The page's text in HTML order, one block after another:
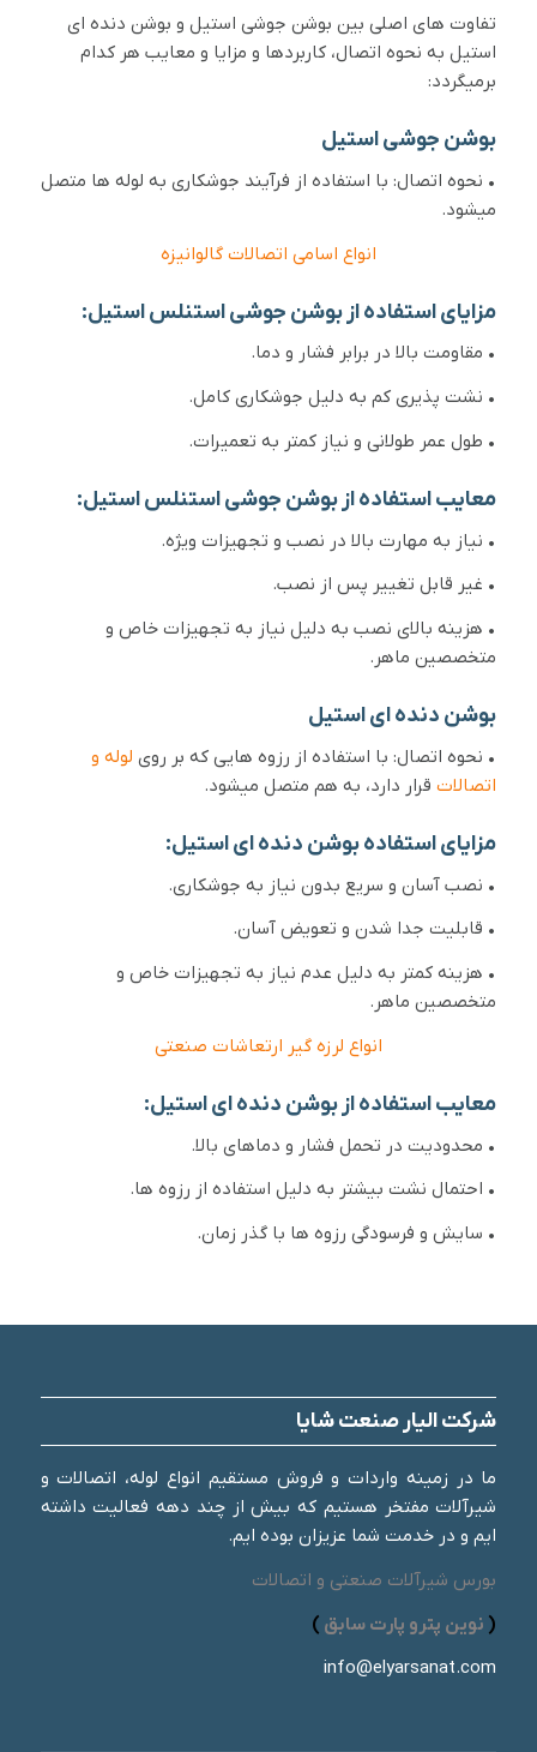
تفاوت های اصلی بین بوشن جوشی استیل و بوشن دنده ای
استیل به نحوه اتصال، کاربردها و مزایا و معایب هر کدام
برمیگردد:
بوشن جوشی استیل
• نحوه اتصال: با استفاده از فرآیند جوشکاری به لوله ها متصل
میشود.
انواع اسامی اتصالات گالوانیزه
مزایای استفاده از بوشن جوشی استنلس استیل:
• مقاومت بالا در برابر فشار و دما.
• نشت پذیری کم به دلیل جوشکاری کامل.
• طول عمر طولانی و نیاز کمتر به تعمیرات.
معایب استفاده از بوشن جوشی استنلس استیل:
• نیاز به مهارت بالا در نصب و تجهیزات ویژه.
• غیر قابل تغییر پس از نصب.
• هزینه بالای نصب به دلیل نیاز به تجهیزات خاص و
متخصصین ماهر.
بوشن دنده ای استیل
• نحوه اتصال: با استفاده از رزوه هایی که بر روی لوله و
اتصالاتقرار دارد، به هم متصل میشود.
مزایای استفاده بوشن دنده ای استیل:
• نصب آسان و سریع بدون نیاز به جوشکاری.
• قابلیت جدا شدن و تعویض آسان.
• هزینه کمتر به دلیل عدم نیاز به تجهیزات خاص و
متخصصین ماهر.
انواع لرزه گیر ارتعاشات صنعتی
معایب استفاده از بوشن دنده ای استیل:
• محدودیت در تحمل فشار و دماهای بالا.
• احتمال نشت بیشتر به دلیل استفاده از رزوه ها.
• سایش و فرسودگی رزوه ها با گذر زمان.
شرکت الیار صنعت شایا
ما در زمینه واردات و فروش مستقیم انواع لوله، اتصالات و
شیرآلات مفتخر هستیم که بیش از چند دهه فعالیت داشته
ایم و در خدمت شما عزیزان بوده ایم.
بورس شیرآلات صنعتی و اتصالات
( نوین پترو پارت سابق )
info@elyarsanat.com